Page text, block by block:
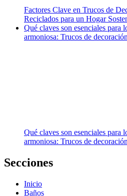
Factores Clave en Trucos de
Reciclados para un Hogar
Qué claves son esenciales para
armoniosa: Trucos de
Qué claves son esenciales para
armoniosa: Trucos de
Secciones
Inicio
Baños